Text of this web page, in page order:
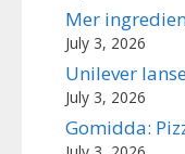
Mer
July 3, 2026
Unilever
July 3, 2026
Gomidda: